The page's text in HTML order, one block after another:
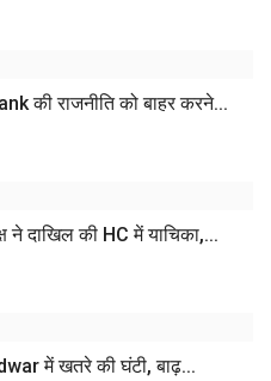
की राजनीति को बाहर करने...
दाखिल की HC में याचिका,...
में खतरे की घंटी, बाढ़...